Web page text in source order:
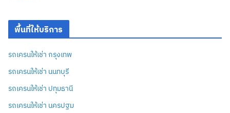
พื้นที่ให้บริการ
รถเครนให้เช่า กรุงเทพ
รถเครนให้เช่า นนทบุรี
รถเครนให้เช่า ปทุมธานี
รถเครนให้เช่า นครปฐม